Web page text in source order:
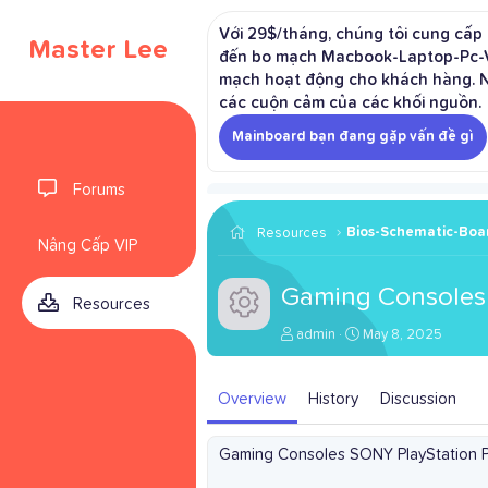
Master Lee
Forums
Nâng Cấp VIP
Resources
Với 29$/tháng, chúng tôi cung
đến bo mạch Macbook-Laptop-
mạch hoạt động cho khách hàng.
các cuộn cảm của các khối nguồn.
Mainboard bạn đang gặp vấn đề gì
Resources Bios-Schematic-
Resource icon
Gaming
A
u
admin
C
r
o
May 8, 2025
Overview History Discussion
Gaming Consoles SONY PlayStation